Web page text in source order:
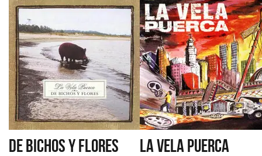
DE BICHOS Y FLORES LA VELA PUERCA